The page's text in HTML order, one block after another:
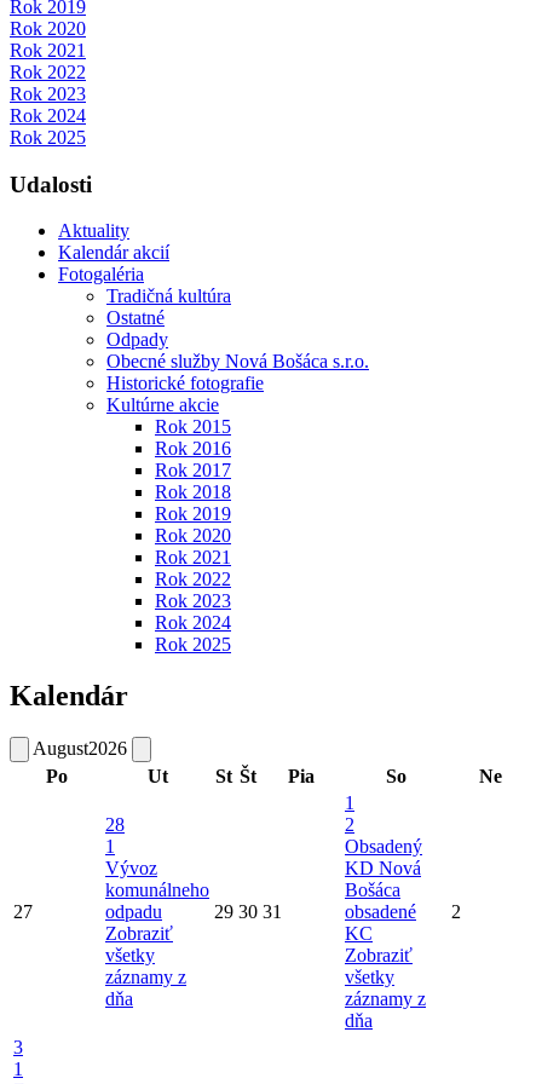
Rok 2019
Rok 2020
Rok 2021
Rok 2022
Rok 2023
Rok 2024
Rok 2025
Udalosti
Aktuality
Kalendár akcií
Fotogaléria
Tradičná kultúra
Ostatné
Odpady
Obecné služby Nová Bošáca s.r.o.
Historické fotografie
Kultúrne akcie
Rok 2015
Rok 2016
Rok 2017
Rok 2018
Rok 2019
Rok 2020
Rok 2021
Rok 2022
Rok 2023
Rok 2024
Rok 2025
Kalendár
August2026
Po
Ut St Št Pia So Ne
27
28
1
Vývoz
komunálneho
odpadu
Zobraziť
všetky
záznamy z
dňa
29 30 31
1
2
Obsadený
KD Nová
Bošáca
obsadené
KC
Zobraziť
všetky
záznamy z
dňa
2
3
1